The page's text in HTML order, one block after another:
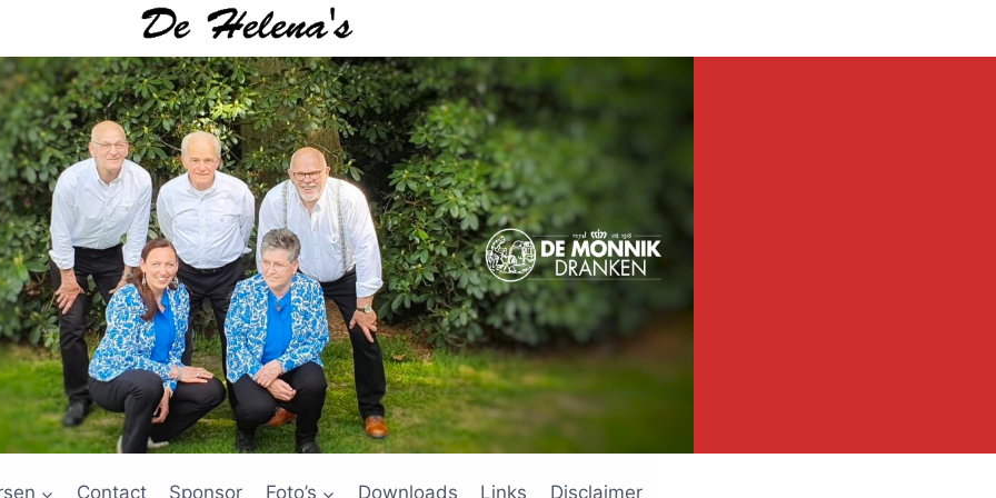
Contact Sponsor Foto’s Downloads Links Disclaimer